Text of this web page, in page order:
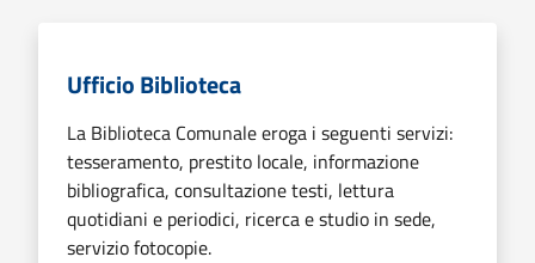
Ufficio Biblioteca
La Biblioteca Comunale eroga i seguenti servizi:
tesseramento, prestito locale, informazione
bibliografica, consultazione testi, lettura
quotidiani e periodici, ricerca e studio in sede,
servizio fotocopie.